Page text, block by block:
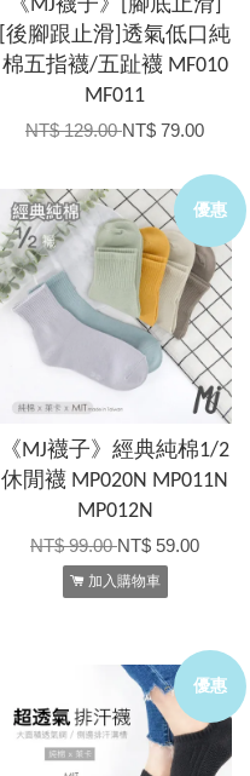
《MJ襪子》[腳底止滑]
[後腳跟止滑]透氣低口純
棉五指襪/五趾襪 MF010
MF011
NT$ 129.00NT$ 79.00
優惠
《MJ襪子》經典純棉1/2
休閒襪 MP020N MP011N
MP012N
NT$ 99.00NT$ 59.00
加入購物車
優惠